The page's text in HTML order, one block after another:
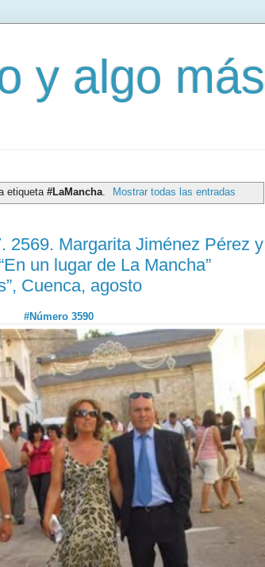
y algo más
etiqueta #LaMancha. Mostrar todas las entradas
2569. Margarita Jiménez Pérez y
un lugar de La Mancha”
Cuenca, agosto
#Número 3590